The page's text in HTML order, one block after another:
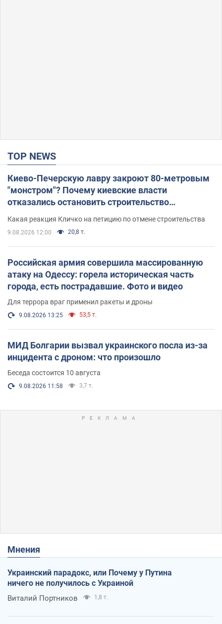
TOP NEWS
Киево-Печерскую лавру закроют 80-метровым
"монстром"? Почему киевские власти
отказались остановить строительство
Какая реакция Кличко на петицию по отмене строительства
9.08.2026 12:00 20,8 т.
Российская армия совершила массированную
атаку на Одессу: горела историческая часть
города, есть пострадавшие. Фото и видео
Для террора враг применил ракеты и дроны
9.08.2026 13:25 53,5 т.
МИД Болгарии вызвал украинского посла из-за
инцидента с дроном: что произошло
Беседа состоится 10 августа
9.08.2026 11:58 3,7 т.
Мнения
Украинский парадокс, или Почему у Путина
ничего не получилось с Украиной
Виталий Портников 1,8 т.